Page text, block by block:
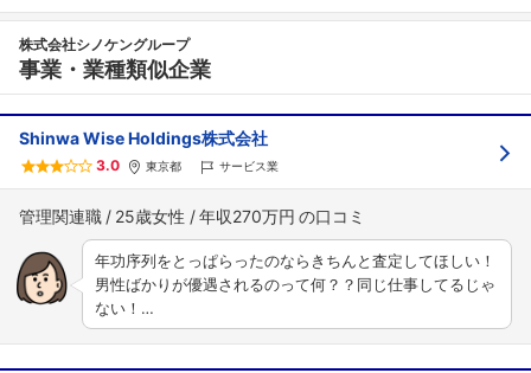
株式会社シノケングループ
事業・業種類似企業
Shinwa Wise Holdings株式会社
3.0 東京都 サービス業
管理関連職 25歳女性 年収270万円
年功序列をとっぱらったのならきちんと査定してほしい！
男性ばかりが優遇されるのって何？？同じ仕事してるじゃ
ない！…